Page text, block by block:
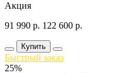
Акция
91 990 р. 122 600 р.
Купить
Быстрый заказ
25%